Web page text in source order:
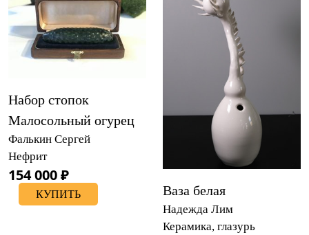
Набор стопок
Малосольный огурец
Фалькин Сергей
Нефрит
154 000 ₽
КУПИТЬ Ваза белая
Надежда Лим
Керамика, глазурь